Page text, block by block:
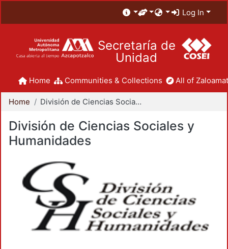
Log In
Secretaría de
Unidad
Home Communities & Collections All of
Home División de Ciencias Sociales y Humanidades
División de Ciencias Sociales y
Humanidades